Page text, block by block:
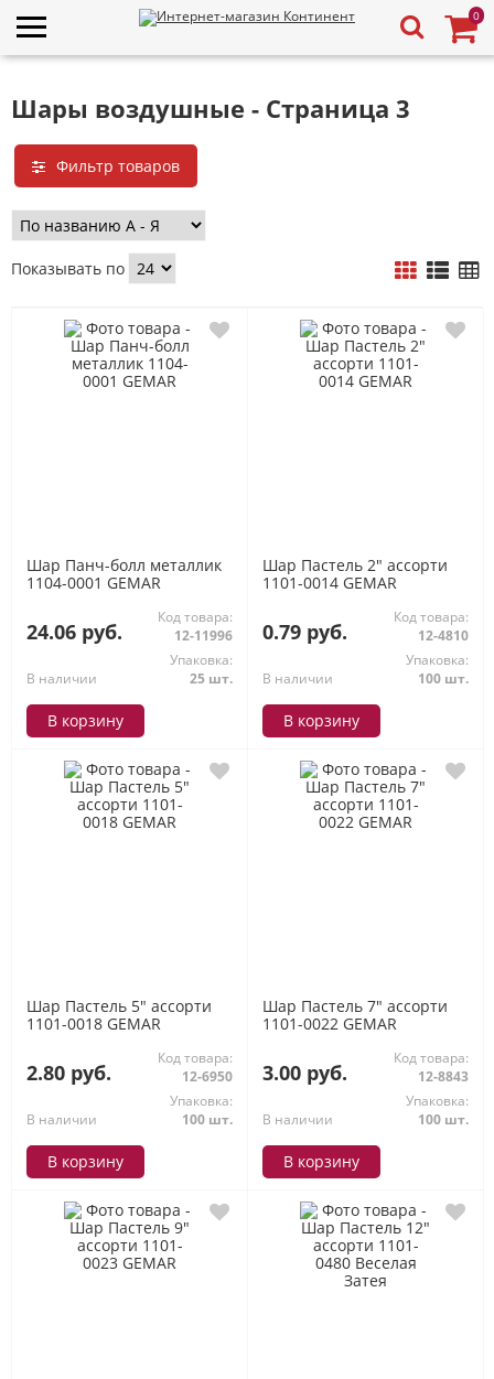
0
Шары воздушные - Страница 3
Фильтр товаров
Показывать по
Шар Панч-болл металлик
1104-0001 GEMAR
24.06 руб.
Код товара:
12-11996
В наличии
Упаковка:
25 шт.
В корзину
Шар Пастель 2" ассорти
1101-0014 GEMAR
0.79 руб.
Код товара:
12-4810
В наличии
Упаковка:
100 шт.
В корзину
Шар Пастель 5" ассорти
1101-0018 GEMAR
2.80 руб.
Код товара:
12-6950
В наличии
Упаковка:
100 шт.
В корзину
Шар Пастель 7" ассорти
1101-0022 GEMAR
3.00 руб.
Код товара:
12-8843
В наличии
Упаковка:
100 шт.
В корзину